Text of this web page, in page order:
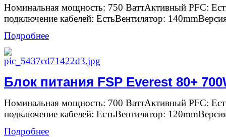
Номинальная мощность: 750 ВаттАктивный PFC:
подключение кабелей: ЕстьВентилятор:
Подробнее
Блок питания FSP Everest 80+
Номинальная мощность: 700 ВаттАктивный PFC:
подключение кабелей: ЕстьВентилятор:
Подробнее